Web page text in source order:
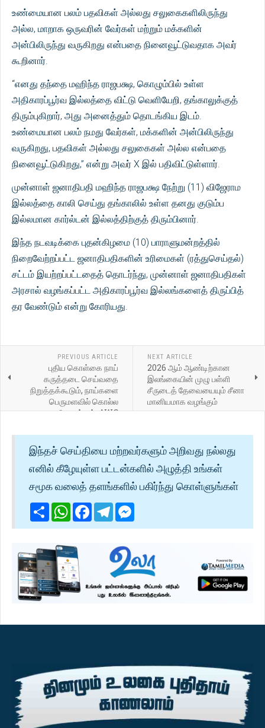
உண்மையான பலம் பதவிகள் அல்லது சலுகைகளிலிருந்து
அல்ல, மாறாக ஒருவரின் வேர்கள் மற்றும் மக்களின்
அன்பிலிருந்து வருகிறது என்பதை நினைவூட்டுவதாக அவர்
கூறினார்.
“எனது தந்தை மஹிந்த ராஜபக்ஷ, கொழும்பில் உள்ள
அதிகாரப்பூர்வ இல்லத்தை விட்டு வெளியேறி, தங்காலுக்குத்
திரும்புகிறார், அது அனைத்தும் தொடங்கிய இடம்.
உண்மையான பலம் நமது வேர்கள், மக்களின் அன்பிலிருந்து
வருகிறது, பதவிகள் அல்லது சலுகைகள் அல்ல என்பதை
நினைவூட்டுகிறது,” என்று அவர் X இல் பதிவிட்டுள்ளார்.
முன்னாள் ஜனாதிபதி மஹிந்த ராஜபக்ஷ நேற்று (11) விஜேராம
இல்லத்தை காலி செய்து தங்காலில் உள்ள தனது குடும்ப
இல்லமான கார்ல்டன் இல்லத்திற்குத் திரும்பினார்.
இந்த நடவடிக்கை புதன்கிழமை (10) பாராளுமன்றத்தில்
நிறைவேற்றப்பட்ட ஜனாதிபதிகளின் உரிமைகள் (ரத்துசெய்தல்)
சட்டம் இயற்றப்பட்டதைத் தொடர்ந்து, முன்னாள் ஜனாதிபதிகள்
அரசால் வழங்கப்பட்ட அதிகாரப்பூர்வ இல்லங்களைத் திருப்பித்
தர வேண்டும் என்று கோரியது.
PREVIOUS ARTICLE
புதிய கொள்கை நாய்
கருத்தடை செய்வதை
நிறுத்தக்கூடும், நாய்களை
பெருமளவில் கொல்ல
வழிவகுக்கும்: AWC
NEXT ARTICLE
2026 ஆம் ஆண்டிற்கான
இலங்கையின் முழு பள்ளி
சீருடைத் தேவையையும் சீனா
மானியமாக வழங்கும்
இந்தச் செய்தியை மற்றவர்களும் அறிவது நல்லது
எனில் கீழேயுள்ள பட்டன்களில் அழுத்தி உங்கள்
சமூக வலைத் தளங்களில் பகிர்ந்து கொள்ளுங்கள்
ShareWhatsApp
Facebook
Telegram